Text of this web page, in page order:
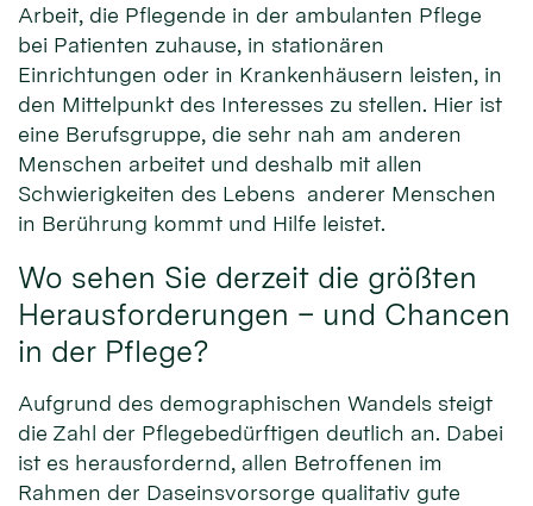
Arbeit, die Pflegende in der ambulanten Pflege
bei Patienten zuhause, in stationären
Einrichtungen oder in Krankenhäusern leisten, in
den Mittelpunkt des Interesses zu stellen. Hier ist
eine Berufsgruppe, die sehr nah am anderen
Menschen arbeitet und deshalb mit allen
Schwierigkeiten des Lebens anderer Menschen
in Berührung kommt und Hilfe leistet.
Wo sehen Sie derzeit die größten
Herausforderungen – und Chancen
in der Pflege?
Aufgrund des demographischen Wandels steigt
die Zahl der Pflegebedürftigen deutlich an. Dabei
ist es herausfordernd, allen Betroffenen im
Rahmen der Daseinsvorsorge qualitativ gute